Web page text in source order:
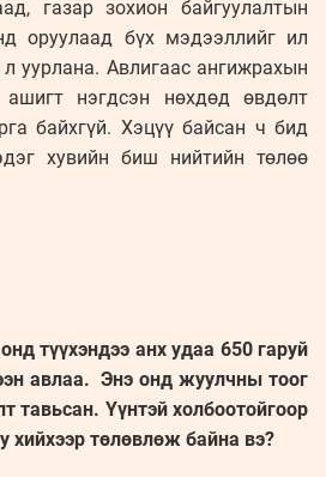
газар зохион байгуулалтын
оруулаад бүх мэдээллийг ил
уурлана. Авлигаас ангижрахын
нэгдсэн нөхдөд өвдөлт
байхгүй. Хэцүү байсан ч бид
хувийн биш нийтийн төлөө
түүхэндээ анх удаа 650 гаруй
авлаа. Энэ онд жуулчны тоог
тавьсан. Үүнтэй холбоотойгоор
төлөвлөж байна вэ?